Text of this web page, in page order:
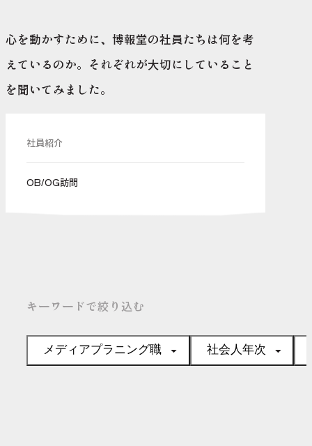
心を動かすために、博報堂の社員たちは何を考
えているのか。 それぞれが大切にしていること
を聞いてみました。
社員紹介
OB/OG訪問
キーワードで絞り込む
メディアプラニング職 社会人年次